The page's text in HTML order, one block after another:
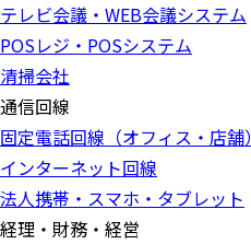
テレビ会議・WEB会議システム
POSレジ・POSシステム
清掃会社
通信回線
固定電話回線（オフィス・店舗）
インターネット回線
法人携帯・スマホ・タブレット
経理・財務・経営